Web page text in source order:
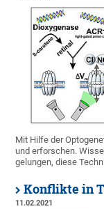
Mit Hilfe der
und erforschen.
gelungen, diese
Konflikte in
11.02.2021